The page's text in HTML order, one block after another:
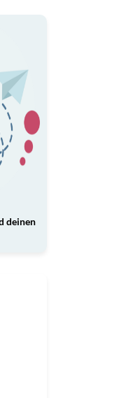
deinen